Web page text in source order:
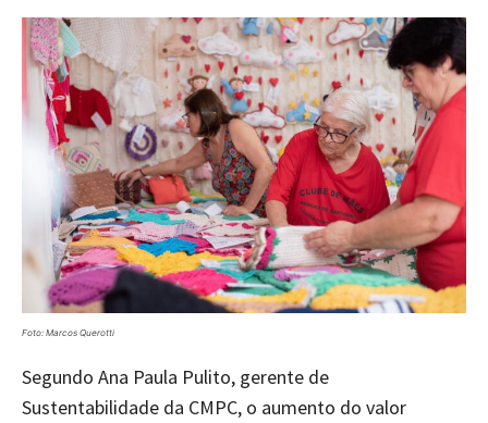
Foto: Marcos Querotti
Segundo Ana Paula Pulito, gerente de
Sustentabilidade da CMPC, o aumento do valor